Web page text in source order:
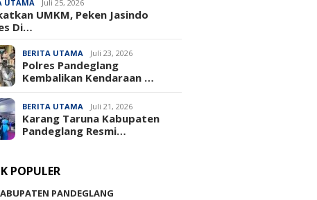
UTAMA Juli 25, 2026
UMKM, Peken Jasindo
Di…
BERITA UTAMA Juli 23, 2026
‎Polres Pandeglang
Kembalikan Kendaraan …
BERITA UTAMA Juli 21, 2026
Karang Taruna Kabupaten
Pandeglang Resmi…
POPULER
PANDEGLANG